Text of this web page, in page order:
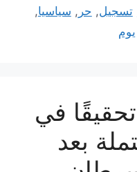
تسجيل, حر , سياسيا,
يوم
في
بعد